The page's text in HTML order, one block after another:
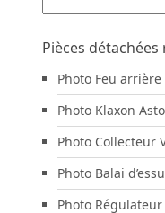
pièces
par
marque
Pièces détachées
Photo Feu arrière
Photo Klaxon
Photo Collecteur
Photo Balai
Photo